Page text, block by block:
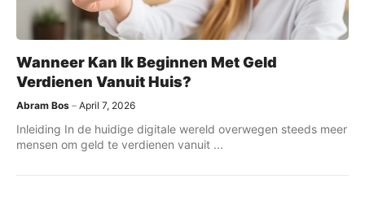
Wanneer Kan Ik Beginnen Met Geld
Verdienen Vanuit Huis?
Abram Bos April 7, 2026
Inleiding In de huidige digitale wereld overwegen steeds meer
mensen om geld te verdienen vanuit ...